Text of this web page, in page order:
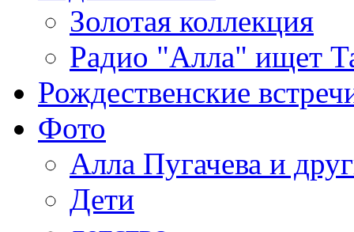
Золотая коллекция
Радио "Алла" ищет
Рождественские
Фото
Алла Пугачева и
Дети